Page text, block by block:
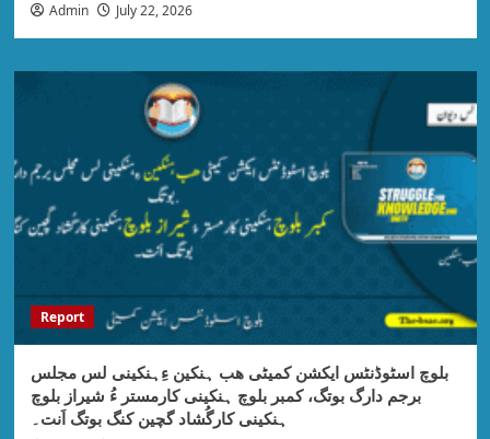
Admin July 22, 2026
Report
بلوچ اسٹوڈنٹس ایکشن کمیٹی ھب ہنکین ءِہنکینی لس مجلس
برجم دارگ بوتگ، کمبر بلوچ ہنکینی کارمستر ءُ شیراز بلوچ
ہنکینی کارگُشاد گچین کنگ بوتگ اَنت۔